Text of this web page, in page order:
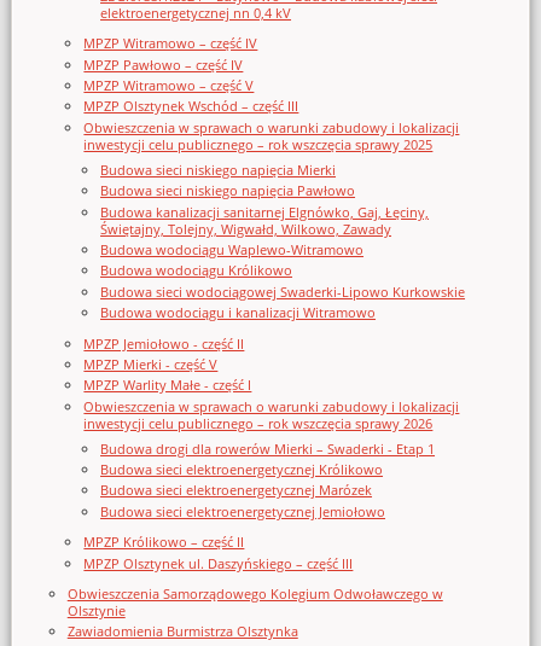
elektroenergetycznej nn 0,4 kV
MPZP Witramowo – część IV
MPZP Pawłowo – część IV
MPZP Witramowo – część V
MPZP Olsztynek Wschód – część III
Obwieszczenia w sprawach o warunki zabudowy i lokalizacji
inwestycji celu publicznego – rok wszczęcia sprawy 2025
Budowa sieci niskiego napięcia Mierki
Budowa sieci niskiego napięcia Pawłowo
Budowa kanalizacji sanitarnej Elgnówko, Gaj, Łęciny,
Świętajny, Tolejny, Wigwałd, Wilkowo, Zawady
Budowa wodociągu Waplewo-Witramowo
Budowa wodociągu Królikowo
Budowa sieci wodociągowej Swaderki-Lipowo Kurkowskie
Budowa wodociągu i kanalizacji Witramowo
MPZP Jemiołowo - część II
MPZP Mierki - część V
MPZP Warlity Małe - część I
Obwieszczenia w sprawach o warunki zabudowy i lokalizacji
inwestycji celu publicznego – rok wszczęcia sprawy 2026
Budowa drogi dla rowerów Mierki – Swaderki - Etap 1
Budowa sieci elektroenergetycznej Królikowo
Budowa sieci elektroenergetycznej Marózek
Budowa sieci elektroenergetycznej Jemiołowo
MPZP Królikowo – część II
MPZP Olsztynek ul. Daszyńskiego – część III
Obwieszczenia Samorządowego Kolegium Odwoławczego w
Olsztynie
Zawiadomienia Burmistrza Olsztynka